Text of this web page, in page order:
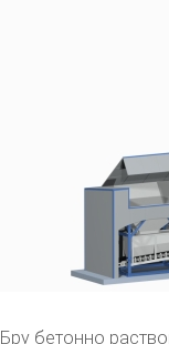
Бру бетонно